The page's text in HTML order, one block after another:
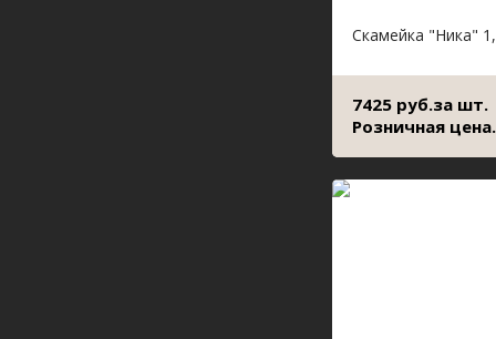
Скамейка "Ника"
7425 руб.за шт.
Розничная цена.